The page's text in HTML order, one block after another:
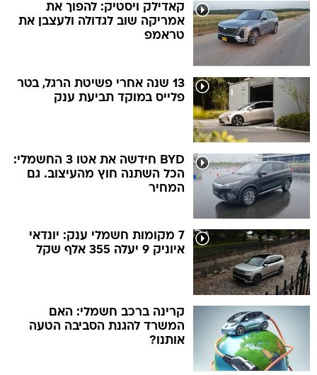
קאדילק ויסטיק: להפוך את
אמריקה שוב לגדולה ולעצבן את
טראמפ
13 שנה אחרי פשיטת הרגל, בטר
פלייס במוקד תביעת ענק
BYD חידשה את אטו 3 החשמלי:
הכל השתנה חוץ מהעיצוב. גם
המחיר
7 מקומות חשמלי ענק: יונדאי
איוניק 9 יעלה 355 אלף שקל
קרינה ברכב חשמלי: האם
המשרד להגנת הסביבה הטעה
אותנו?